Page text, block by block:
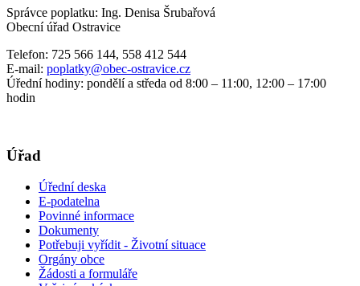
Správce poplatku: Ing. Denisa Šrubařová
Obecní úřad Ostravice
Telefon: 725 566 144, 558 412 544
E-mail: poplatky@obec-ostravice.cz
Úřední hodiny: pondělí a středa od 8:00 – 11:00, 12:00 – 17:00
hodin
Úřad
Úřední deska
E-podatelna
Povinné informace
Dokumenty
Potřebuji vyřídit - Životní situace
Orgány obce
Žádosti a formuláře